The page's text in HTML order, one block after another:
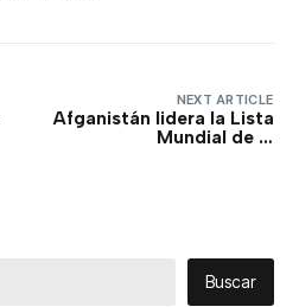
NEXT ARTICLE
Afganistán lidera la Lista
Mundial de la
Buscar